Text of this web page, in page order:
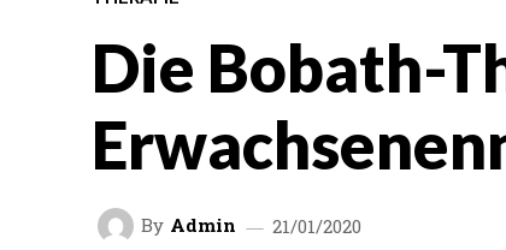
Die Bobath-
By Admin 21/01/2020